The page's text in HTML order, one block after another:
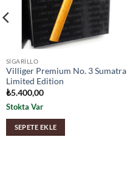
SIGARILLO
Villiger Premium No. 3 Sumatra
Limited Edition
₺5.400,00
Stokta Var
SEPETE EKLE